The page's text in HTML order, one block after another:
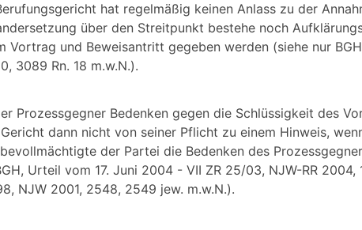
hat regelmäßig keinen Anlass zu der
über den Streitpunkt bestehe noch
Vortrag und Beweisantritt gegeben werden (siehe nur
3089 Rn. 18 m.w.N.).
Prozessgegner Bedenken gegen die Schlüssigkeit des
dann nicht von seiner Pflicht zu einem Hinweis,
der Partei die Bedenken des
Urteil vom 17. Juni 2004 - VII ZR 25/03, NJW-RR 2004,
NJW 2001, 2548, 2549 jew. m.w.N.).